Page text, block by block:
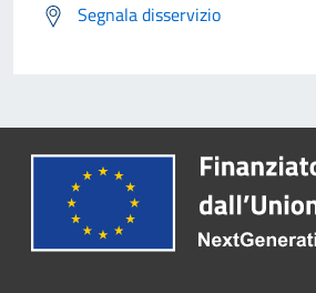
Segnala disservizio